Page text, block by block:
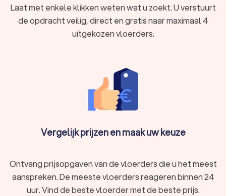
Laat met enkele klikken weten wat u zoekt. U verstuurt
de opdracht veilig, direct en gratis naar maximaal 4
uitgekozen vloerders.
Vergelijk prijzen en maak uw keuze
Ontvang prijsopgaven van de vloerders die u het meest
aanspreken. De meeste vloerders reageren binnen 24
uur. Vind de beste vloerder met de beste prijs.